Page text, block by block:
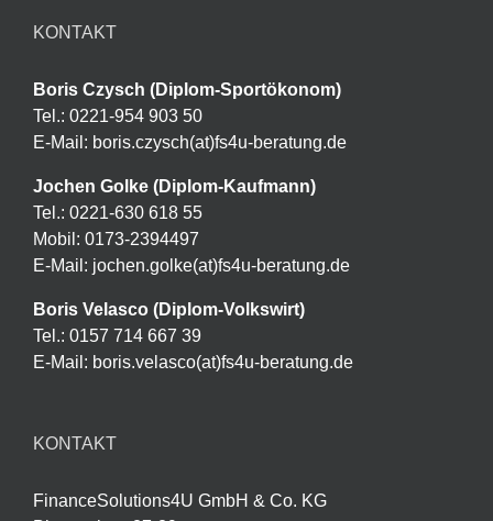
KONTAKT
Boris Czysch (Diplom-Sportökonom)
Tel.: 0221-954 903 50
E-Mail: boris.czysch(at)fs4u-beratung.de
Jochen Golke (Diplom-Kaufmann)
Tel.: 0221-630 618 55
Mobil: 0173-2394497
E-Mail: jochen.golke(at)fs4u-beratung.de
Boris Velasco (Diplom-Volkswirt)
Tel.: 0157 714 667 39
E-Mail: boris.velasco(at)fs4u-beratung.de
KONTAKT
FinanceSolutions4U GmbH & Co. KG